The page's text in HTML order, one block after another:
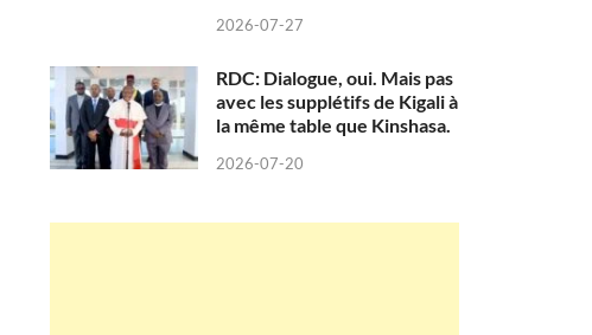
2026-07-27
RDC: Dialogue, oui. Mais pas
avec les supplétifs de Kigali à
la même table que Kinshasa.
2026-07-20